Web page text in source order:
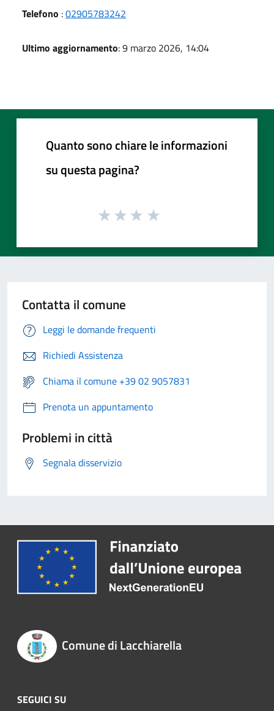
Telefono :02905783242
Ultimo aggiornamento: 9 marzo 2026, 14:04
Quanto sono chiare le informazioni
su questa pagina?
Contatta il comune
Leggi le domande frequenti
Richiedi Assistenza
Chiama il comune +39 02 9057831
Prenota un appuntamento
Problemi in città
Segnala disservizio
Comune di Lacchiarella
SEGUICI SU